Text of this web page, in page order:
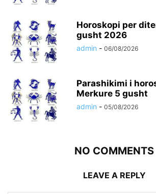
Horoskopi per
gusht 2026
admin - 06/08/2026
Parashikimi i
Merkure 5 gusht
admin - 05/08/2026
NO COMMENTS
LEAVE A REPLY